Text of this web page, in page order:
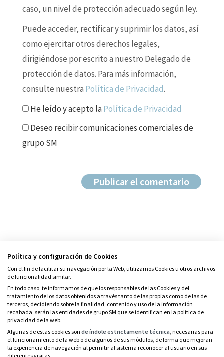
caso, un nivel de protección adecuado según ley.
Puede acceder, rectificar y suprimir los datos, así
como ejercitar otros derechos legales,
dirigiéndose por escrito a nuestro Delegado de
protección de datos. Para más información,
consulte nuestra Política de Privacidad.
He leído y acepto laPolítica de Privacidad
Deseo recibir comunicaciones comerciales de
grupo SM
© Grupo SM
Condiciones de uso
Política de privacidad
Política de cookies
Política y configuración de Cookies
Con el fin de facilitar su navegación por la Web, utilizamos Cookies u otros archivos
de funcionalidad similar.
En todo caso, te informamos de que los responsables de las Cookies y del
tratamiento de los datos obtenidos a través tanto de las propias como de las de
terceros, decidiendo sobre la finalidad, contenido y uso de la información
recabada, serán las entidades de grupo SM que se identifican en la política de
privacidad de la web.
Algunas de estas cookies son de índole estrictamente técnica, necesarias para
el funcionamiento de la web o de algunos de sus módulos, de forma que mejoran
la experiencia de navegación al permitir al sistema reconocer al usuario en sus